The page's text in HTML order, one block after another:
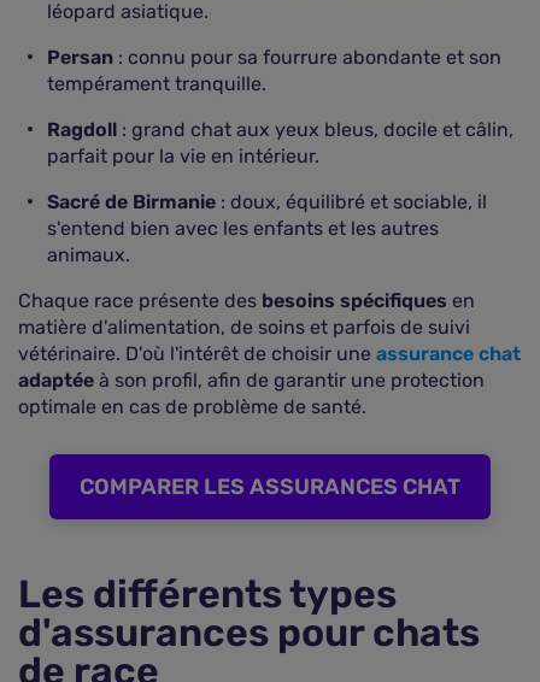
léopard asiatique.
Persan : connu pour sa fourrure abondante et son
tempérament tranquille.
Ragdoll : grand chat aux yeux bleus, docile et câlin,
parfait pour la vie en intérieur.
Sacré de Birmanie : doux, équilibré et sociable, il
s'entend bien avec les enfants et les autres
animaux.
Chaque race présente des besoins spécifiques en
matière d'alimentation, de soins et parfois de suivi
vétérinaire. D'où l'intérêt de choisir une assurance chat
adaptée à son profil, afin de garantir une protection
optimale en cas de problème de santé.
COMPARER LES ASSURANCES CHAT
Les différents types
d'assurances pour chats
de race